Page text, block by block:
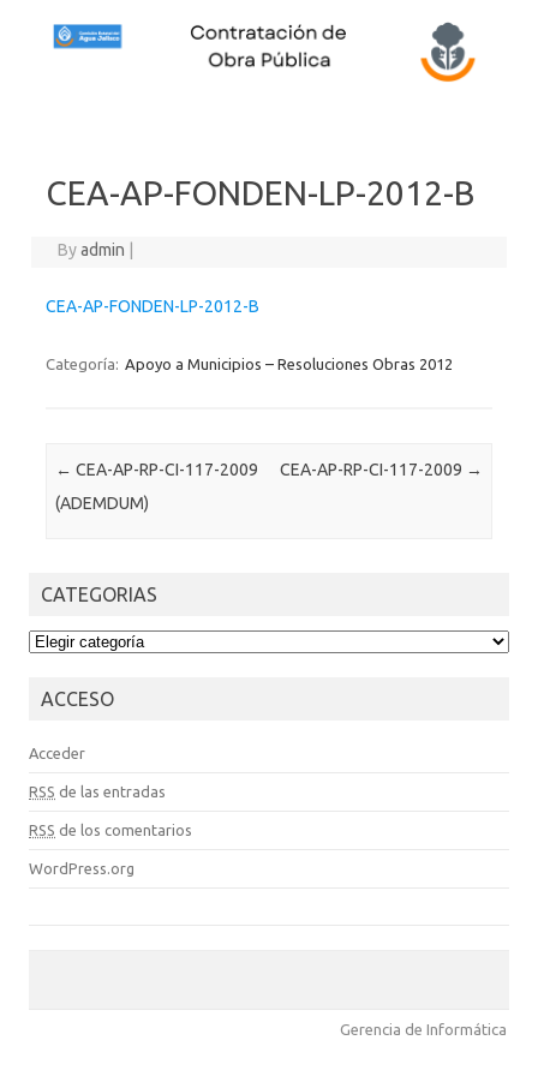
CEA-AP-FONDEN-LP-2012-B
Byadmin
CEA-AP-FONDEN-LP-2012-B
Categoría: Apoyo a Municipios – Resoluciones Obras 2012
Post navigation
← CEA-AP-RP-CI-117-2009
(ADEMDUM)
CEA-AP-RP-CI-117-2009 →
CATEGORIAS
CATEGORIAS
ACCESO
Acceder
RSS de las entradas
RSS de los comentarios
WordPress.org
Gerencia de Informática